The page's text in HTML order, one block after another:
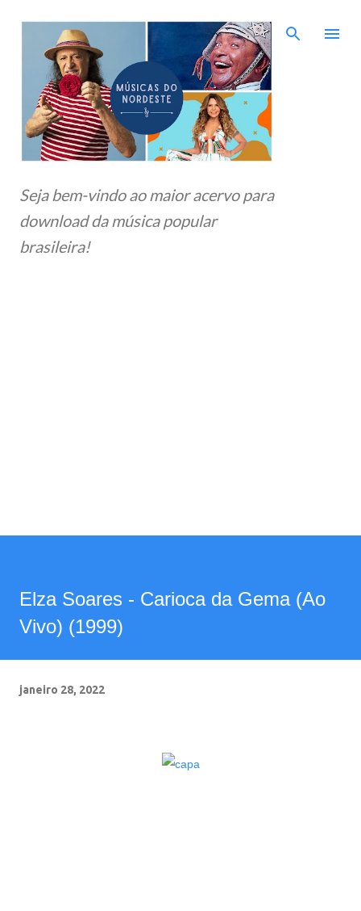
Pular para o conteúdo principal
Seja bem-vindo ao maior acervo para
download da música popular
brasileira!
Elza Soares - Carioca da Gema (Ao
Vivo) (1999)
janeiro 28, 2022